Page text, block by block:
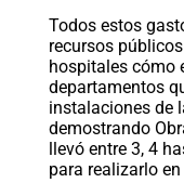
Todos estos
recursos
hospitales cómo
departamentos
instalaciones de
demostrando
llevó entre 3, 4
para realizarlo